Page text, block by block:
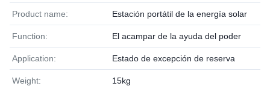
Product name: Estación portátil de la energía solar
Function: El acampar de la ayuda del poder
Application: Estado de excepción de reserva
Weight: 15kg